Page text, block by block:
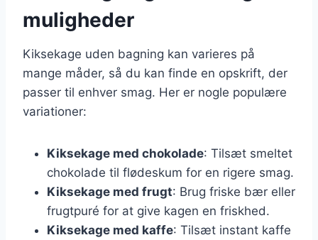
muligheder
Kiksekage uden bagning kan varieres på
mange måder, så du kan finde en opskrift, der
passer til enhver smag. Her er nogle populære
variationer:
Kiksekage med chokolade: Tilsæt smeltet
chokolade til flødeskum for en rigere smag.
Kiksekage med frugt: Brug friske bær eller
frugtpuré for at give kagen en friskhed.
Kiksekage med kaffe: Tilsæt instant kaffe